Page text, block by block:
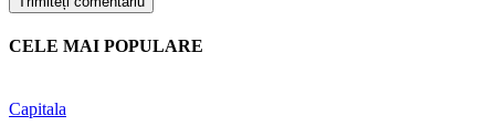
CELE MAI POPULARE
Capitala